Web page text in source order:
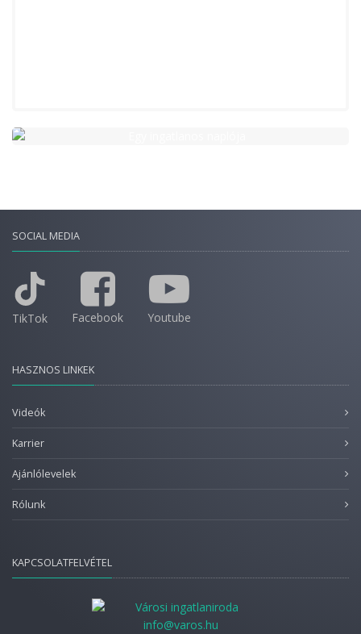
SOCIAL MEDIA
TikTok Facebook Youtube
HASZNOS LINKEK
Videók
Karrier
Ajánlólevelek
Rólunk
KAPCSOLATFELVÉTEL
info@varos.hu